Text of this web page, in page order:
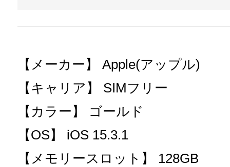
【メーカー】 Apple(アップル)
【キャリア】 SIMフリー
【カラー】 ゴールド
【OS】 iOS 15.3.1
【メモリースロット】 128GB